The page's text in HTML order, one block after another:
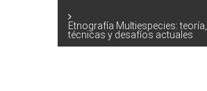
Etnografía Multiespecies: teoría,
técnicas y desafíos actuales